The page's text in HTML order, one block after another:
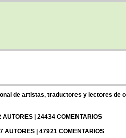
de artistas, traductores y lectores de
| 24434 COMENTARIOS
AUTORES | 47921 COMENTARIOS